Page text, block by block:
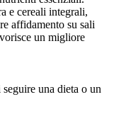
e cereali integrali,
affidamento su sali
un migliore
una dieta o un